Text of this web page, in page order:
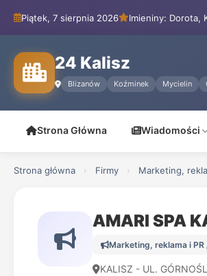
Piątek, 7 sierpnia 2026 Imieniny: Dorota,
24 Kalisz
Blizanów Koźminek Mycielin
Strona Główna Wiadomości
Strona główna › Firmy › Marketing,
AMARI SPA
Marketing, reklama i
KALISZ - UL.